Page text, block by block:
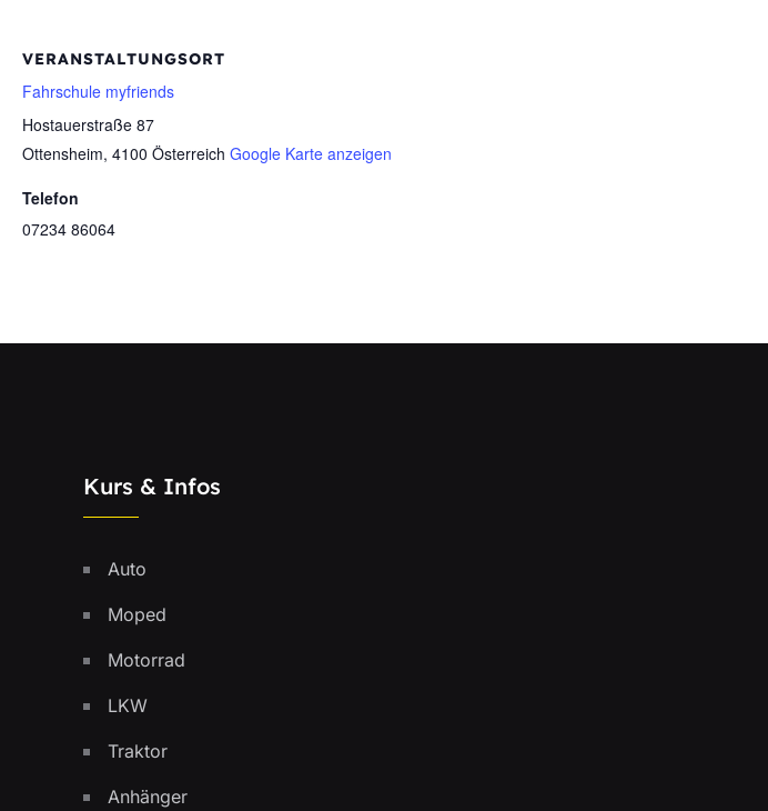
VERANSTALTUNGSORT
Fahrschule myfriends
Hostauerstraße 87
Ottensheim, 4100 Österreich Google Karte anzeigen
Telefon
07234 86064
Kurs & Infos
Auto
Moped
Motorrad
LKW
Traktor
Anhänger